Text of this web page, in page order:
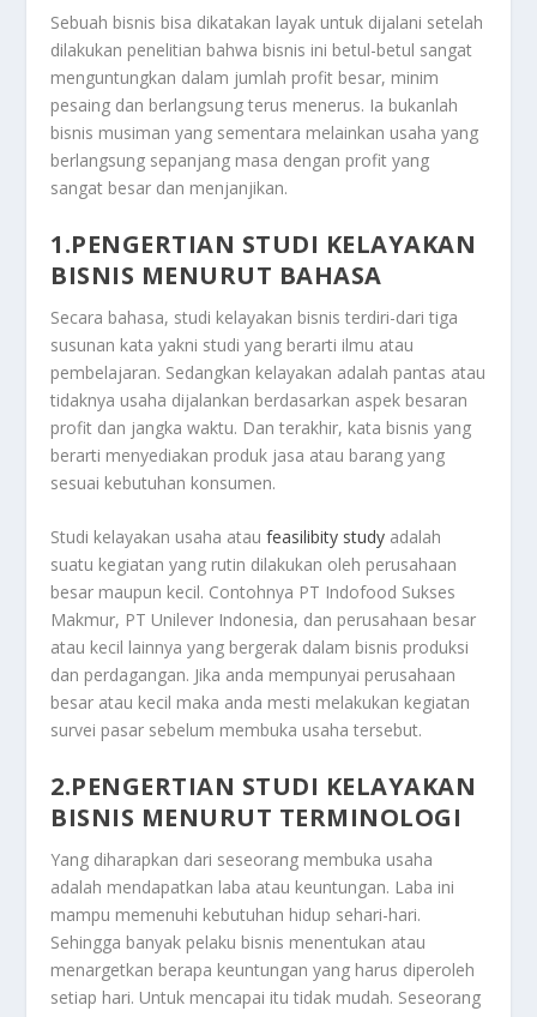
Sebuah bisnis bisa dikatakan layak untuk dijalani setelah
dilakukan penelitian bahwa bisnis ini betul-betul sangat
menguntungkan dalam jumlah profit besar, minim
pesaing dan berlangsung terus menerus. Ia bukanlah
bisnis musiman yang sementara melainkan usaha yang
berlangsung sepanjang masa dengan profit yang
sangat besar dan menjanjikan.
1.PENGERTIAN STUDI KELAYAKAN
BISNIS MENURUT BAHASA
Secara bahasa, studi kelayakan bisnis terdiri-dari tiga
susunan kata yakni studi yang berarti ilmu atau
pembelajaran. Sedangkan kelayakan adalah pantas atau
tidaknya usaha dijalankan berdasarkan aspek besaran
profit dan jangka waktu. Dan terakhir, kata bisnis yang
berarti menyediakan produk jasa atau barang yang
sesuai kebutuhan konsumen.
Studi kelayakan usaha ataufeasilibity study adalah
suatu kegiatan yang rutin dilakukan oleh perusahaan
besar maupun kecil. Contohnya PT Indofood Sukses
Makmur, PT Unilever Indonesia, dan perusahaan besar
atau kecil lainnya yang bergerak dalam bisnis produksi
dan perdagangan. Jika anda mempunyai perusahaan
besar atau kecil maka anda mesti melakukan kegiatan
survei pasar sebelum membuka usaha tersebut.
2.PENGERTIAN STUDI KELAYAKAN
BISNIS MENURUT TERMINOLOGI
Yang diharapkan dari seseorang membuka usaha
adalah mendapatkan laba atau keuntungan. Laba ini
mampu memenuhi kebutuhan hidup sehari-hari.
Sehingga banyak pelaku bisnis menentukan atau
menargetkan berapa keuntungan yang harus diperoleh
setiap hari. Untuk mencapai itu tidak mudah. Seseorang